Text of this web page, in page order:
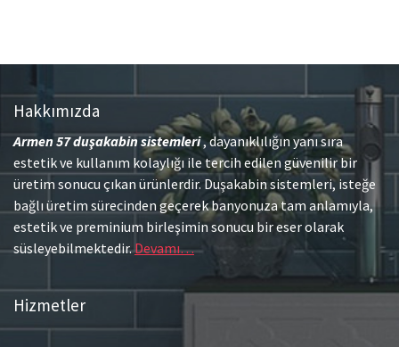
Hakkımızda
Armen 57duşakabin sistemleri, dayanıklılığın yanı sıra
estetik ve kullanım kolaylığı ile tercih edilen güvenilir bir
üretim sonucu çıkan ürünlerdir. Duşakabin sistemleri, isteğe
bağlı üretim sürecinden geçerek banyonuza tam anlamıyla,
estetik ve preminium birleşimin sonucu bir eser olarak
süsleyebilmektedir.Devamı…
Hizmetler